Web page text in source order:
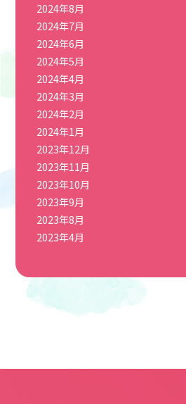
2024年8月
2024年7月
2024年6月
2024年5月
2024年4月
2024年3月
2024年2月
2024年1月
2023年12月
2023年11月
2023年10月
2023年9月
2023年8月
2023年4月